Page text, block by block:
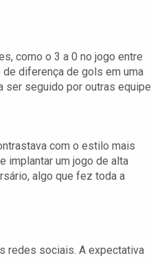
como o 3 a 0 no jogo entre
de diferença de gols em uma
ser seguido por outras
com o estilo mais
implantar um jogo de alta
algo que fez toda a
redes sociais. A expectativa